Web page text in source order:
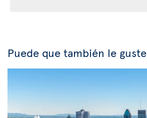
Puede que también le guste